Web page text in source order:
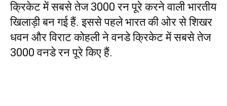
क्रिकेट में सबसे तेज 3000 रन पूरे करने वाली भारतीय
खिलाड़ी बन गई हैं. इससे पहले भारत की ओर से शिखर
धवन और विराट कोहली ने वनडे क्रिकेट में सबसे तेज
3000 वनडे रन पूरे किए हैं.